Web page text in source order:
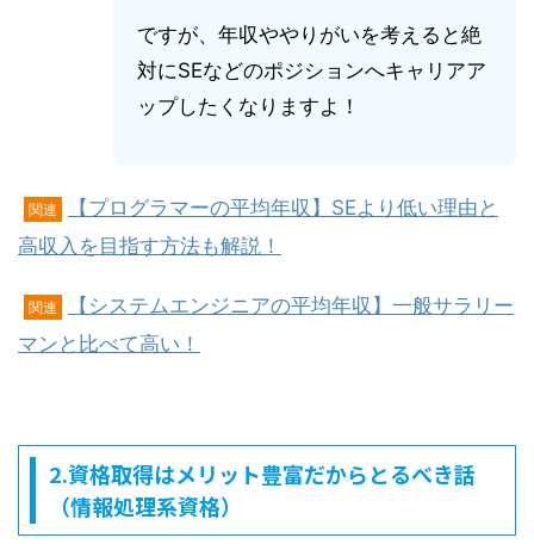
ですが、年収ややりがいを考えると絶
対にSEなどのポジションへキャリアア
ップしたくなりますよ！
関連
【プログラマーの平均年収】SEより低い理由と
高収入を目指す方法も解説！
関連
【システムエンジニアの平均年収】一般サラリー
マンと比べて高い！
2.資格取得はメリット豊富だからとるべき話
（情報処理系資格）